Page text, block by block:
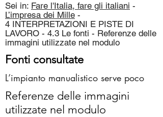
Sei in: Fare l'Italia, fare gli italiani -
L’impresa dei Mille -
4 INTERPRETAZIONI E PISTE DI
LAVORO - 4.3 Le fonti - Referenze delle
immagini utilizzate nel modulo
Fonti consultate
L’impianto manualistico serve poco
Referenze delle immagini
utilizzate nel modulo